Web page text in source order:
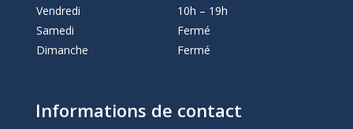
Vendredi
10h – 19h
Samedi
Fermé
Dimanche
Fermé
Informations de contact